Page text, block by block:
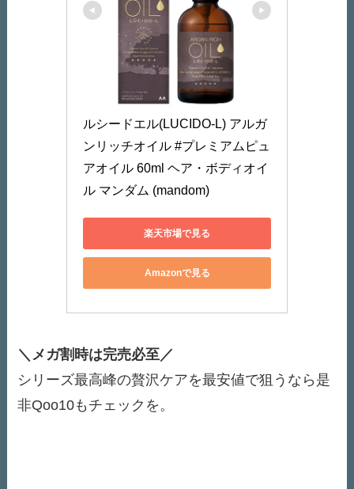
ルシードエル(LUCIDO-L) アルガ
ンリッチオイル #プレミアムピュ
アオイル 60ml ヘア・ボディオイ
ル マンダム (mandom)
楽天市場で見る
Amazonで見る
＼メガ割時は完売必至／
シリーズ最高峰の贅沢ケアを最安値で狙うなら是
非Qoo10もチェックを。